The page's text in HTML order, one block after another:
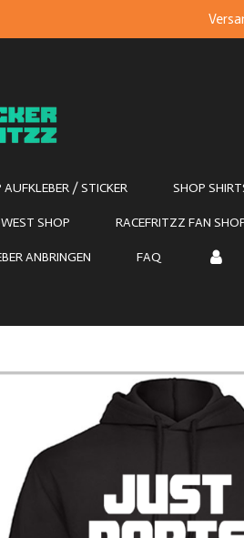
AUFKLEBER / STICKER SHOP
SHOP RACEFRITZZ FAN
ANBRINGEN FAQ